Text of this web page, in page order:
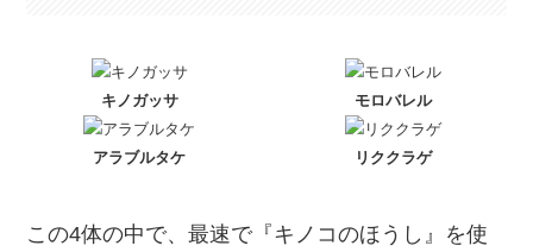
キノガッサ モロバレル
アラブルタケ リククラゲ
この4体の中で、最速で『キノコのほうし』を使